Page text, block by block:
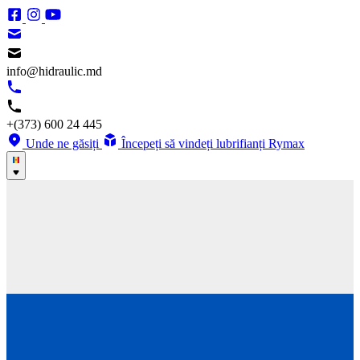
info@hidraulic.md
+(373) 600 24 445
Unde ne găsiți
Începeți să vindeți lubrifianți Rymax